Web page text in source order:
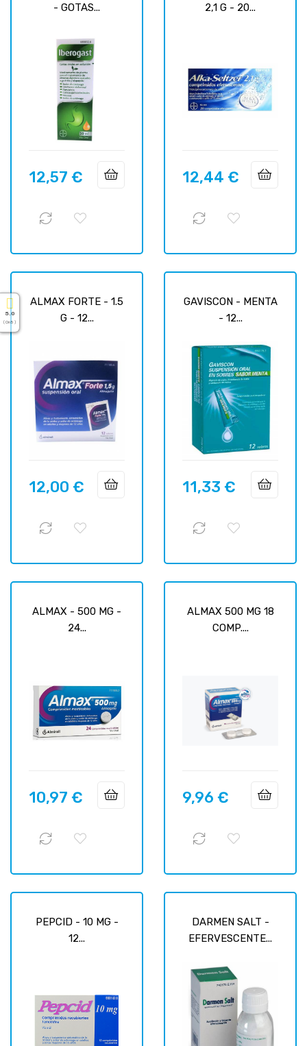
- GOTAS...
Prix
12,57 €
2,1 G - 20...
Prix
12,44 €
ALMAX FORTE - 1.5
G - 12...
Prix
12,00 €
GAVISCON - MENTA
- 12...
Prix
11,33 €
ALMAX - 500 MG -
24...
Prix
10,97 €
ALMAX 500 MG 18
COMP....
Prix
9,96 €
PEPCID - 10 MG -
12...
DARMEN SALT -
EFERVESCENTE...
5.0
( On 5 )